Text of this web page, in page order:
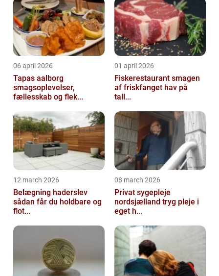
06 april 2026
Tapas aalborg
smagsoplevelser,
fællesskab og flek...
01 april 2026
Fiskerestaurant smagen
af friskfanget hav på
tall...
12 march 2026
Belægning haderslev
sådan får du holdbare og
flot...
08 march 2026
Privat sygepleje
nordsjælland tryg pleje i
eget h...